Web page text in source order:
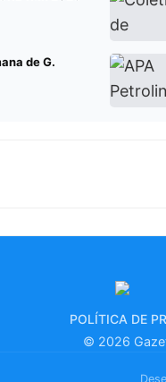
de G.
POLÍTICA DE
© 2026